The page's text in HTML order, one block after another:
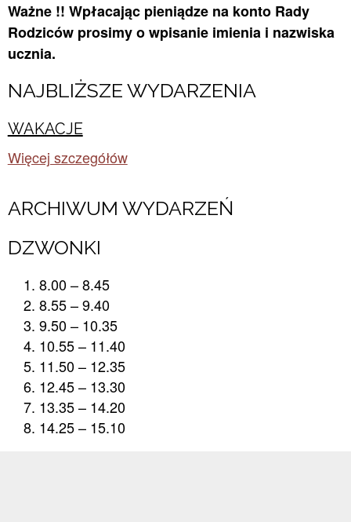
Ważne !! Wpłacając pieniądze na konto Rady
Rodziców prosimy o wpisanie imienia i nazwiska
ucznia.
NAJBLIŻSZE WYDARZENIA
WAKACJE
Więcej szczegółów
ARCHIWUM WYDARZEŃ​
DZWONKI
8.00 – 8.45
8.55 – 9.40
9.50 – 10.35
10.55 – 11.40
11.50 – 12.35
12.45 – 13.30
13.35 – 14.20
14.25 – 15.10